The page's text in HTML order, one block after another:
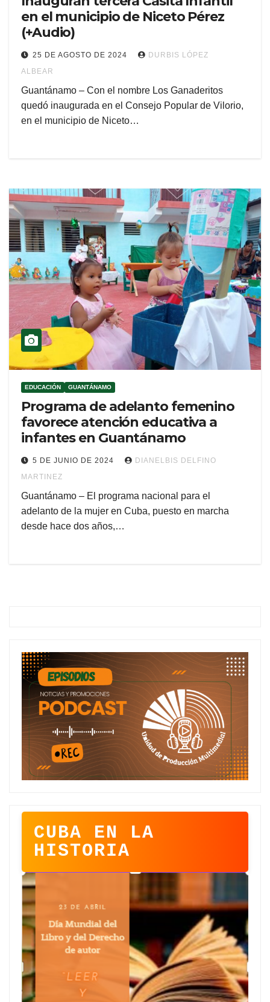
en el municipio de Niceto Pérez
(+Audio)
25 DE AGOSTO DE 2024
DURBIS LÓPEZ
ALBEAR
Guantánamo – Con el nombre Los Ganaderitos
quedó inaugurada en el Consejo Popular de Vilorio,
en el municipio de Niceto…
EDUCACIÓN GUANTÁNAMO
Programa de adelanto femenino
favorece atención educativa a
infantes en Guantánamo
5 DE JUNIO DE 2024
DIANELBIS DELFINO
MARTINEZ
Guantánamo – El programa nacional para el
adelanto de la mujer en Cuba, puesto en marcha
desde hace dos años,…
CUBA EN LA
HISTORIA